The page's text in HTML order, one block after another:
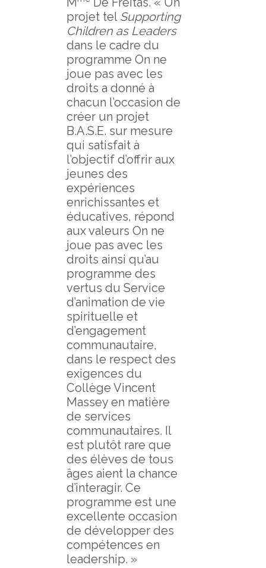
projet tel Supporting
Children as Leaders
dans le cadre du
programme On ne
joue pas avec les
droits a donné à
chacun l’occasion de
créer un projet
B.A.S.E. sur mesure
qui satisfait à
l’objectif d’offrir aux
jeunes des
expériences
enrichissantes et
éducatives, répond
aux valeurs On ne
joue pas avec les
droits ainsi qu’au
programme des
vertus du Service
d’animation de vie
spirituelle et
d’engagement
communautaire,
dans le respect des
exigences du
Collège Vincent
Massey en matière
de services
communautaires. Il
est plutôt rare que
des élèves de tous
âges aient la chance
d’interagir. Ce
programme est une
excellente occasion
de développer des
compétences en
leadership. »